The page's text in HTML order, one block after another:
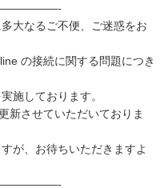
大なるご不便、ご迷惑をお
の接続に関する問題につき
施しております。
新させていただいておりま
が、お待ちいただきますよ